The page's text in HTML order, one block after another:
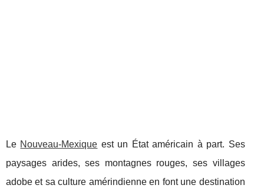
Le Nouveau-Mexique est un État américain à part. Ses
paysages arides, ses montagnes rouges, ses villages
adobe et sa culture amérindienne en font une destination